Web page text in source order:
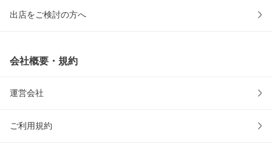
出店をご検討の方へ
会社概要・規約
運営会社
ご利用規約